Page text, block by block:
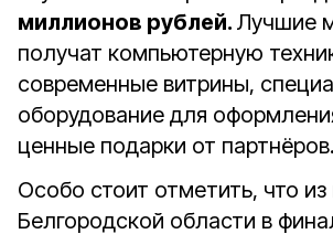
миллионов рублей. Лучшие
получат компьютерную
современные витрины,
оборудование для
ценные подарки от партнёров.
Особо стоит отметить, что из
Белгородской области в